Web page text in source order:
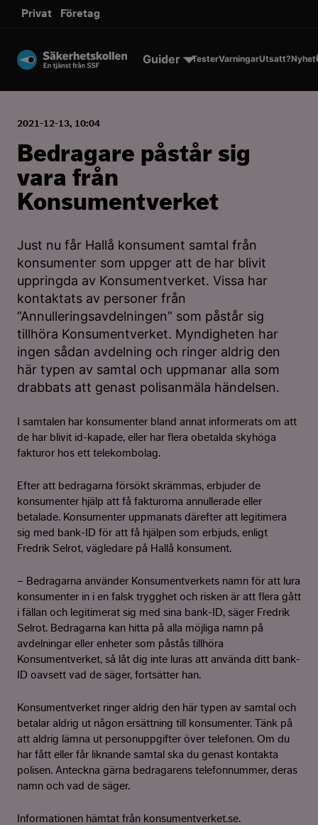
sms.
Privat Företag
Guider TesterVarningarUtsatt?
2021-12-13, 10:04
Bedragare påstår sig
vara från
Konsumentverket
Just nu får Hallå konsument samtal från
konsumenter som uppger att de har blivit
uppringda av Konsumentverket. Vissa har
kontaktats av personer från
”Annulleringsavdelningen” som påstår sig
tillhöra Konsumentverket. Myndigheten har
ingen sådan avdelning och ringer aldrig den
här typen av samtal och uppmanar alla som
drabbats att genast polisanmäla händelsen.
I samtalen har konsumenter bland annat informerats om att
de har blivit id-kapade, eller har flera obetalda skyhöga
fakturor hos ett telekombolag.
Efter att bedragarna försökt skrämmas, erbjuder de
konsumenter hjälp att få fakturorna annullerade eller
betalade. Konsumenter uppmanats därefter att legitimera
sig med bank-ID för att få hjälpen som erbjuds, enligt
Fredrik Selrot, vägledare på Hallå konsument.
– Bedragarna använder Konsumentverkets namn för att lura
konsumenter in i en falsk trygghet och risken är att flera gått
i fällan och legitimerat sig med sina bank-ID, säger Fredrik
Selrot. Bedragarna kan hitta på alla möjliga namn på
avdelningar eller enheter som påstås tillhöra
Konsumentverket, så låt dig inte luras att använda ditt bank-
ID oavsett vad de säger, fortsätter han.
Konsumentverket ringer aldrig den här typen av samtal och
betalar aldrig ut någon ersättning till konsumenter. Tänk på
att aldrig lämna ut personuppgifter över telefonen. Om du
har fått eller får liknande samtal ska du genast kontakta
polisen. Anteckna gärna bedragarens telefonnummer, deras
namn och vad de säger.
Informationen hämtat från konsumentverket.se.